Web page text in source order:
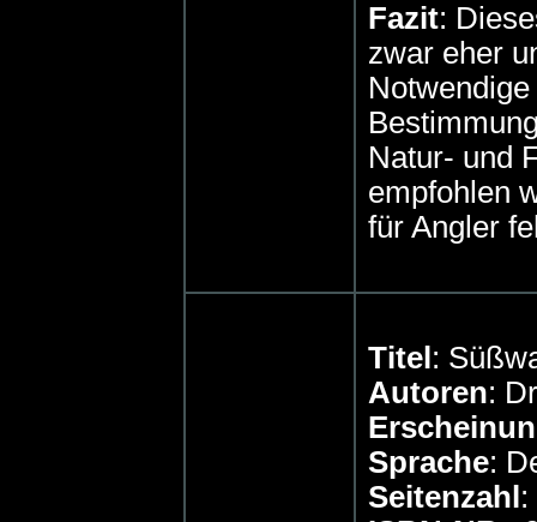
Fazit:
zwar eher
Natur- und
empfohlen
für Angler
Titel :
Autoren:
Sprache:
Seitenzahl :